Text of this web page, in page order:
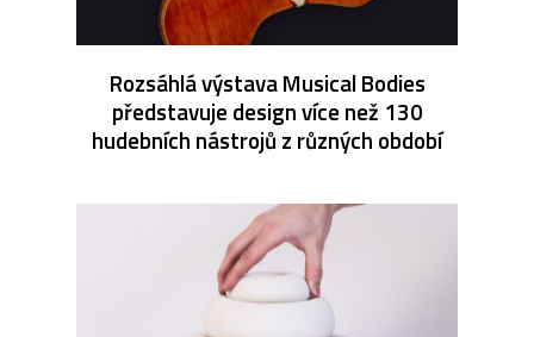
Rozsáhlá výstava Musical Bodies
představuje design více než 130
hudebních nástrojů z různých období